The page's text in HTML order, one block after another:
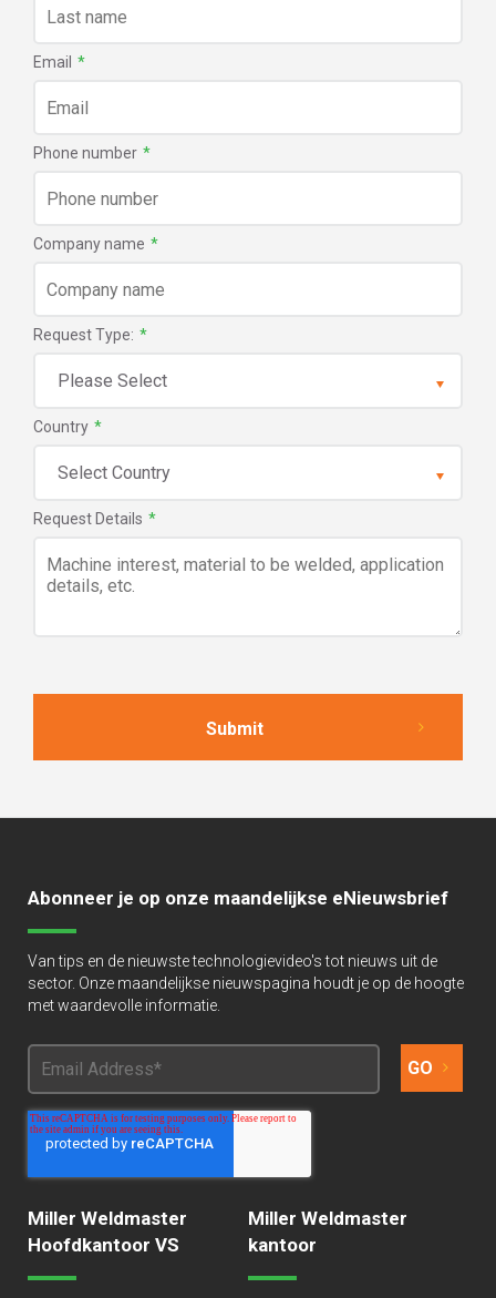
Email *
Phone number *
Company name *
Request Type: *
Country *
Request Details *
Abonneer je op onze maandelijkse eNieuwsbrief
Van tips en de nieuwste technologievideo's tot nieuws uit de
sector. Onze maandelijkse nieuwspagina houdt je op de hoogte
met waardevolle informatie.
Miller Weldmaster
Hoofdkantoor VS
Miller Weldmaster
kantoor